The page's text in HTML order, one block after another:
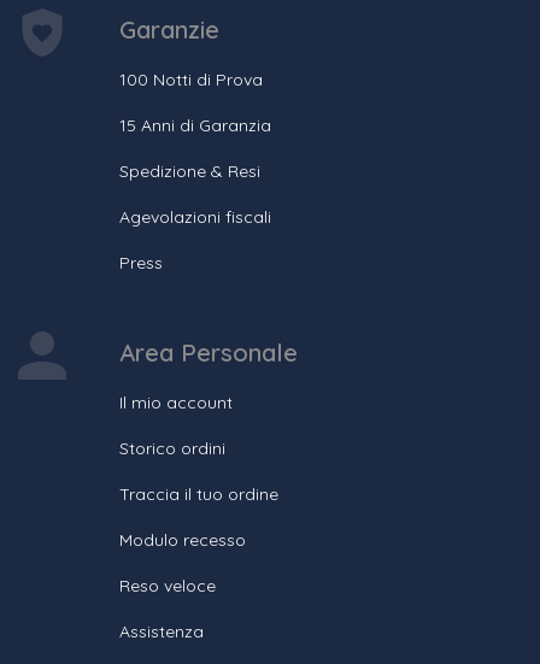
Garanzie
100 Notti di Prova
15 Anni di Garanzia
Spedizione & Resi
Agevolazioni fiscali
Press
Area Personale
Il mio account
Storico ordini
Traccia il tuo ordine
Modulo recesso
Reso veloce
Assistenza